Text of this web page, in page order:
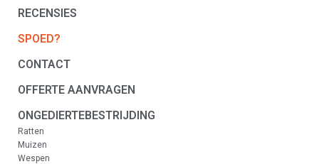
RECENSIES
SPOED?
CONTACT
OFFERTE AANVRAGEN
ONGEDIERTEBESTRIJDING
Ratten
Muizen
Wespen